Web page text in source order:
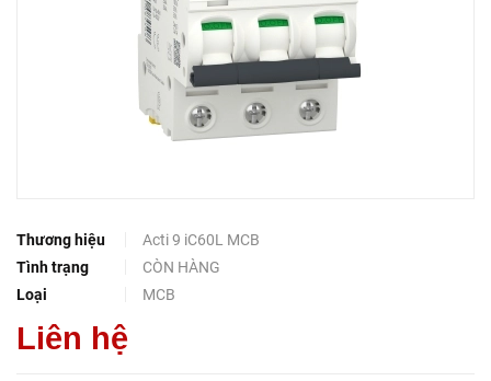
Thương hiệu
Acti 9 iC60L MCB
Tình trạng
CÒN HÀNG
Loại
MCB
Liên hệ